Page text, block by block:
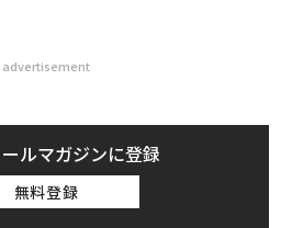
advertisement
ルマガジンに登録
無料登録